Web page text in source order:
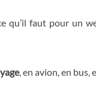
faut pour un
, en avion, en bus,